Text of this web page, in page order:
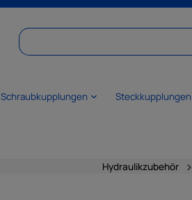
Schraubkupplungen Steckkupplungen
Hydraulikzubehör